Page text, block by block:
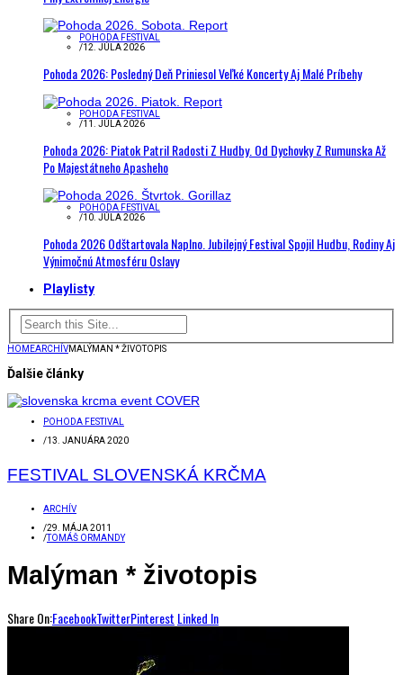
POHODA FESTIVAL
/12. JÚLA 2026
Pohoda 2026: Posledný Deň Priniesol Veľké Koncerty Aj Malé Príbehy
POHODA FESTIVAL
/11. JÚLA 2026
Pohoda 2026: Piatok Patril Radosti Z Hudby. Od Dychovky Z Rumunska Až
Po Majestátneho Apasheho
POHODA FESTIVAL
/10. JÚLA 2026
Pohoda 2026 Odštartovala Naplno. Jubilejný Festival Spojil Hudbu, Rodiny Aj
Výnimočnú Atmosféru Oslavy
Playlisty
HOMEARCHÍVMALÝMAN * ŽIVOTOPIS
Ďalšie články
POHODA FESTIVAL
/13. JANUÁRA 2020
FESTIVAL SLOVENSKÁ KRČMA
ARCHÍV
/29. MÁJA 2011
/TOMÁŠ ORMANDY
Malýman * životopis
Share On:FacebookTwitterPinterest Linked In